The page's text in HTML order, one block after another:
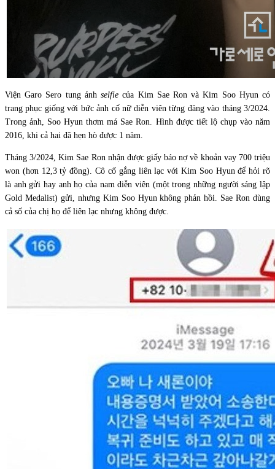
Viện Garo Sero tung ảnhselfiecủa Kim Sae Ron và Kim Soo Hyun có
trang phục giống với bức ảnh cố nữ diễn viên từng đăng vào tháng 3/2024.
Trong ảnh, Soo Hyun thơm má Sae Ron. Hình được tiết lộ chụp vào năm
2016, khi cả hai đã hẹn hò được 1 năm.
Tháng 3/2024, Kim Sae Ron nhận được giấy báo nợ về khoản vay 700 triệu
won (hơn 12,3 tỷ đồng). Cô cố gắng liên lạc với Kim Soo Hyun để hỏi rõ
là anh gửi hay anh họ của nam diễn viên (một trong những người sáng lập
Gold Medalist) gửi, nhưng Kim Soo Hyun không phản hồi. Sae Ron dùng
cả số của chị họ để liên lạc nhưng không được.